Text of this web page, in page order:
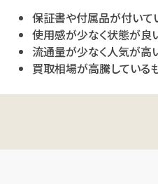
保証書や付属品が付いて
使用感が少なく状態が良
流通量が少なく人気が高
買取相場が高騰している